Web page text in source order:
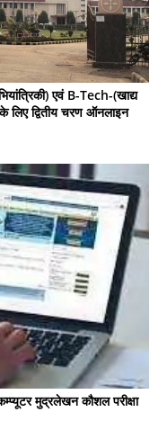
एवं B-Tech-(खाद्य
के लिए द्वितीय चरण ऑनलाइन
मुद्रलेखन कौशल परीक्षा